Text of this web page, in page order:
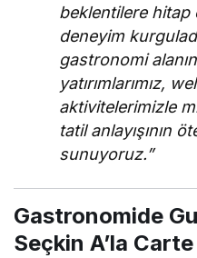
beklentilere hitap
deneyim
gastronomi
yatırımlarımız,
aktivitelerimizle
tatil anlayışının
sunuyoruz.”
Gastronomide
Seçkin A’la